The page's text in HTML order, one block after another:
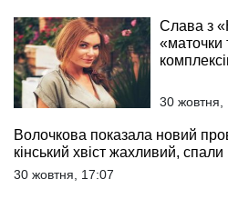
Слава з
«маточки
30 жовтня,
Волочкова показала новий
кінський хвіст жахливий, спали
30 жовтня, 17:07